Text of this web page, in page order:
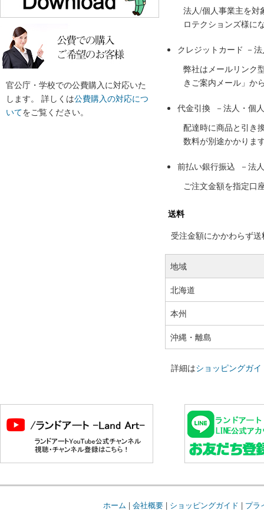
官公庁・学校での公費購入に対応いた
します。 詳しくは公費購入の対応につ
いてをご覧ください。
法人/個人事業主を対
ロテクションズ様に
クレジットカード －
弊社はメールリンク
きご案内メール」か
代金引換 －法人・個
配達時に商品と引き
数料が別途かかりま
前払い銀行振込 －法
ご注文金額を指定口
送料
受注金額にかかわらず
地域
北海道
本州
沖縄・離島
詳細はショッピングガイ
ホーム | 会社概要| ショッピングガイド | プラ